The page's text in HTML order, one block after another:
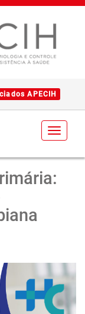
APECIH
Toggle